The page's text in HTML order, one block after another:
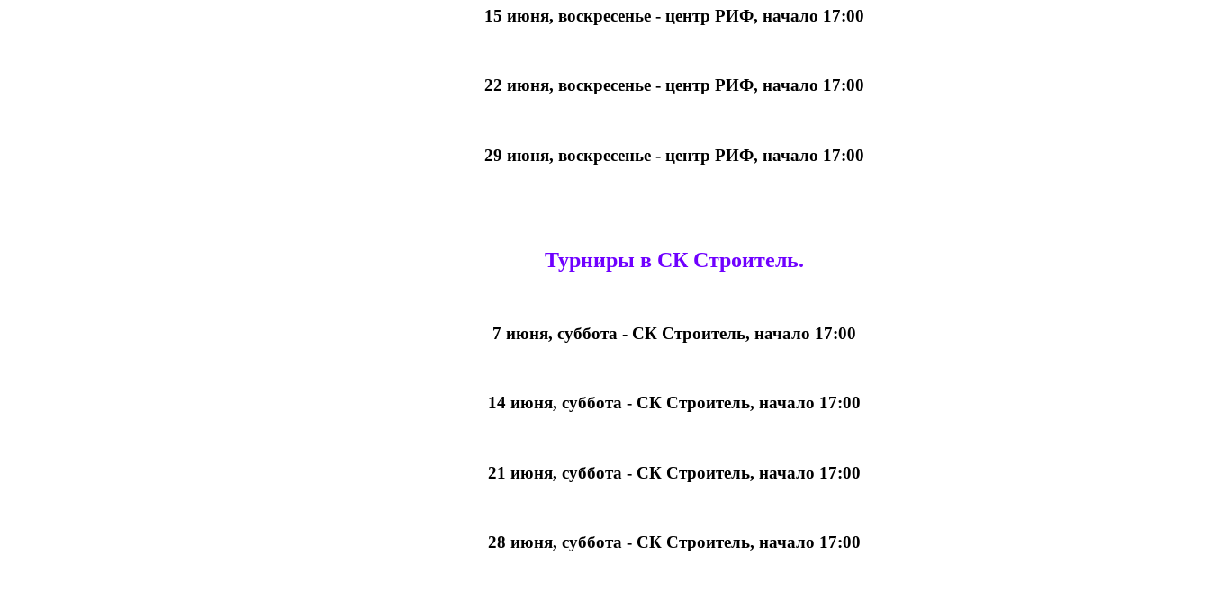
15 июня, воскресенье - центр РИФ, начало 17:00
22 июня, воскресенье - центр РИФ, начало 17:00
29 июня, воскресенье - центр РИФ, начало 17:00
Турниры в СК Строитель.
7 июня, суббота - СК Строитель, начало 17:00
14 июня, суббота - СК Строитель, начало 17:00
21 июня, суббота - СК Строитель, начало 17:00
28 июня, суббота - СК Строитель, начало 17:00